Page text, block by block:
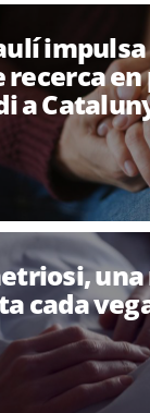
recerca
a
cada